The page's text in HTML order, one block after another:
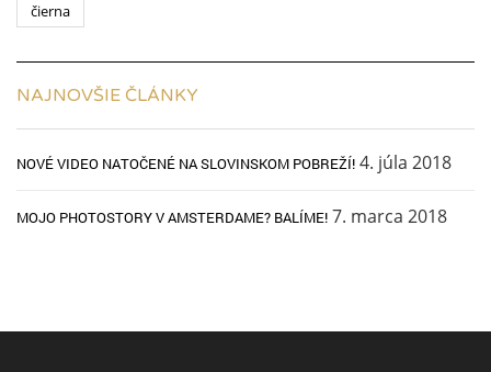
čierna
NAJNOVŠIE ČLÁNKY
NOVÉ VIDEO NATOČENÉ NA SLOVINSKOM POBREŽÍ! 4. júla 2018
MOJO PHOTOSTORY V AMSTERDAME? BALÍME! 7. marca 2018